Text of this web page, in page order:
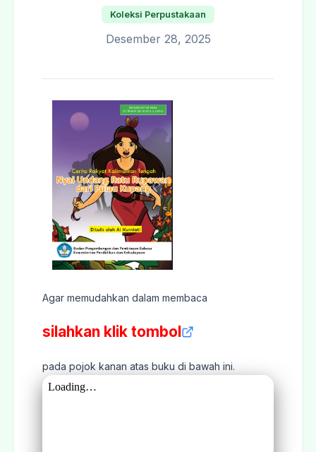
Koleksi Perpustakaan
Desember 28, 2025
Agar memudahkan dalam membaca
silahkan klik tombol
pada pojok kanan atas buku di bawah ini.